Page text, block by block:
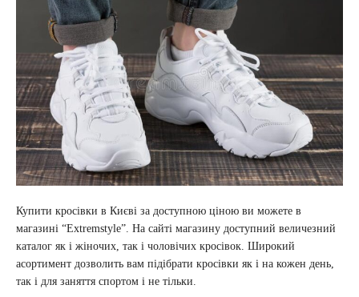
Купити кросівки в Києві за доступною ціною ви можете в
магазині “Extremstyle”. На сайті магазину доступний величезний
каталог як і жіночих, так і чоловічих кросівок. Широкий
асортимент дозволить вам підібрати кросівки як і на кожен день,
так і для заняття спортом і не тільки.